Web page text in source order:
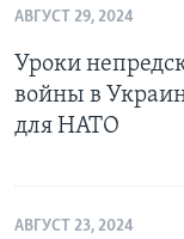
АВГУСТ 29, 2024
Уроки
войны в
для НАТО
АВГУСТ 23, 2024